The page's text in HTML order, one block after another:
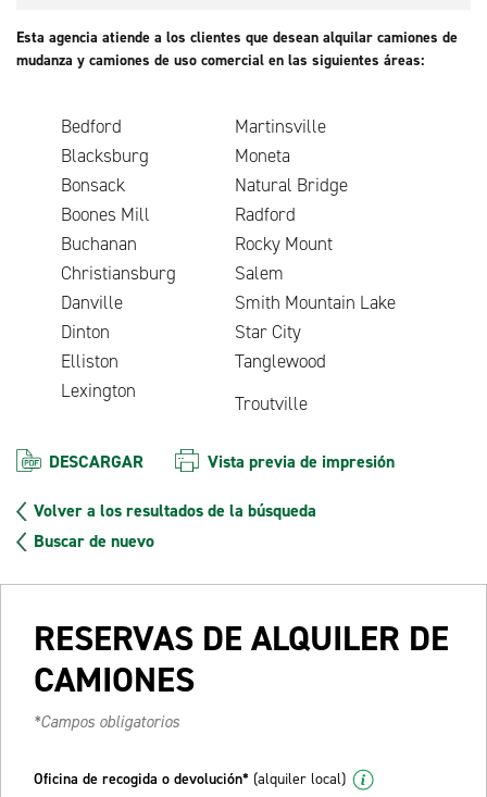
Esta agencia atiende a los clientes que desean alquilar camiones de
mudanza y camiones de uso comercial en las siguientes áreas:
Bedford
Martinsville
Blacksburg
Moneta
Bonsack
Natural Bridge
Boones Mill
Radford
Buchanan
Rocky Mount
Christiansburg
Salem
Danville
Smith Mountain Lake
Dinton
Star City
Elliston
Tanglewood
Lexington
Troutville
DESCARGAR Vista previa de impresión
Volver a los resultados de la búsqueda
Buscar de nuevo
RESERVAS DE ALQUILER DE
CAMIONES
*Campos obligatorios
Oficina de recogida o devolución* (alquiler local)